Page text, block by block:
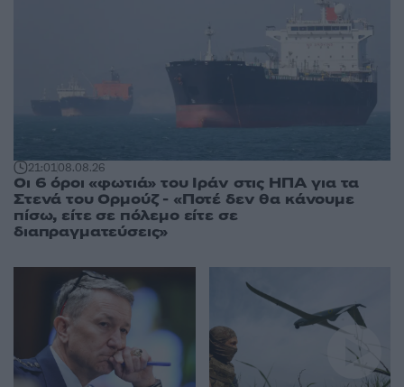
21:0108.08.26
Οι 6 όροι «φωτιά» του Ιράν στις ΗΠΑ για τα
Στενά του Ορμούζ - «Ποτέ δεν θα κάνουμε
πίσω, είτε σε πόλεμο είτε σε
διαπραγματεύσεις»